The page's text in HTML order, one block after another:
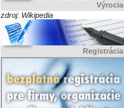
Výrocia
zdroj: Wikipedia
Registrácia